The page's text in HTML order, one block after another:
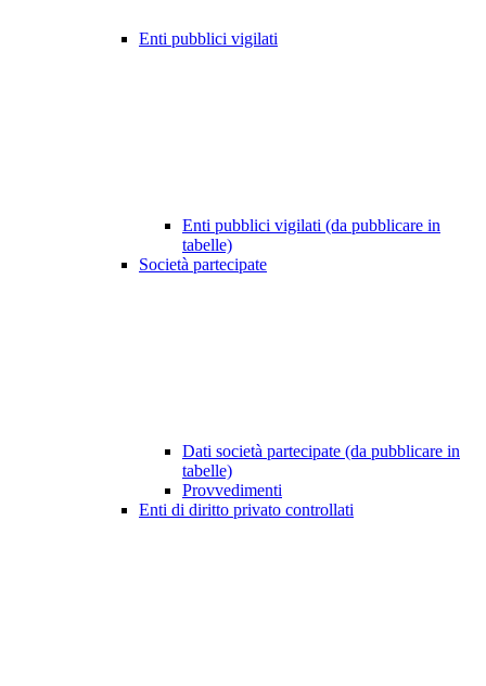
Enti pubblici vigilati
Enti pubblici vigilati (da pubblicare in
tabelle)
Società partecipate
Dati società partecipate (da pubblicare in
tabelle)
Provvedimenti
Enti di diritto privato controllati